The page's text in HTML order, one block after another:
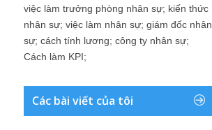
việc làm trưởng phòng nhân sự; kiến thức
nhân sự; việc làm nhân sự; giám đốc nhân
sự; cách tính lương; công ty nhân sự;
Cách làm KPI;
Các bài viết của tôi